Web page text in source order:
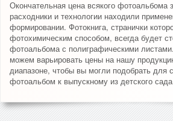
Окончательная цена всякого фотоальбома
расходники и технологии находили
формировании. Фотокнига, странички
фотохимическим способом, всегда будет
фотоальбома с полиграфическими
можем варьировать цены на нашу
диапазоне, чтобы вы могли подобрать для
фотоальбом к выпускному из детского